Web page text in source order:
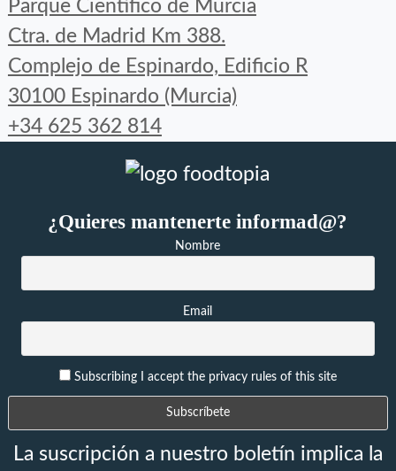
byfoodtopia
en
Facebook
byfoodtopia
en
Twitter
byfoodtopia
en
Instagram
Parque Científico de Murcia
Ctra. de Madrid Km 388.
Complejo de Espinardo, Edificio R
30100 Espinardo (Murcia)
+34 625 362 814
¿Quieres mantenerte informad@?
Nombre
Email
Subscribing I accept the privacy rules of this site
La suscripción a nuestro boletín implica la